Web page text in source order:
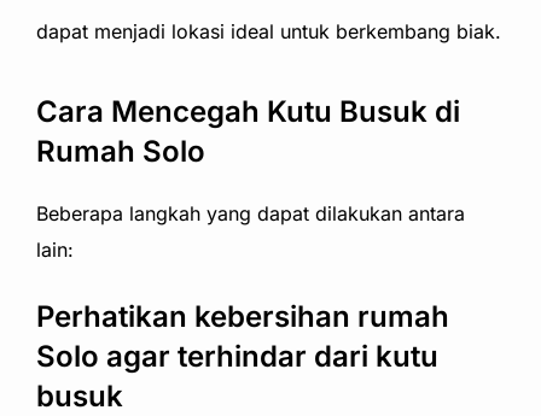
dapat menjadi lokasi ideal untuk berkembang biak.
Cara Mencegah Kutu Busuk di
Rumah Solo
Beberapa langkah yang dapat dilakukan antara
lain:
Perhatikan kebersihan rumah
Solo agar terhindar dari kutu
busuk